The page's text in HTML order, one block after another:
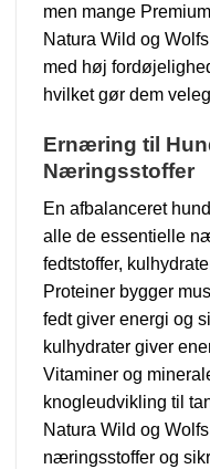
men mange
Natura Wild og
med høj
hvilket gør dem
Ernæring til
Næringsstoffer
En afbalanceret
alle de essentielle
fedtstoffer,
Proteiner bygger
fedt giver energi og
kulhydrater giver
Vitaminer og
knogleudvikling til
Natura Wild og
næringsstoffer og